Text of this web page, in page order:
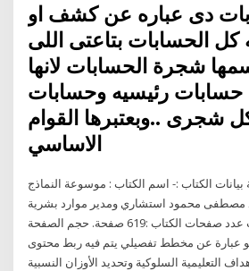
دى عباره عن كشف او
كل الحسابات بتاعتى اللى
شجرة الحسابات لانها
حسابات رئيسيه وحسابات
شجرى ..وبعتبرها القوام
الاساسي
بيانات الكتاب :- اسم الكتاب : موسوعة النماذج
مصطفى محمود استشاري ومدير موارد بشرية
ومدرب عدد صفحات الكتاب :619 صفحة. حجم الصفحة : A4 لغة الكتاب :
عبارة عن مخطط تفصيلي يتم فيه ربط محتوى
التعليمية السلوكية وتحديد الأوزان النسبية